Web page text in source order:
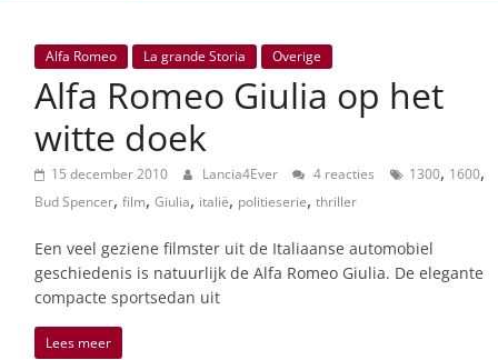
Italiaans
autonieuws
lifestyle
Alfa Romeo La grande Storia Overige
Alfa Romeo Giulia op het
witte doek
15 december 2010 Lancia4Ever 4 reacties 1300, 1600,
Bud Spencer, film, Giulia, italië, politieserie, thriller
Een veel geziene filmster uit de Italiaanse automobiel
geschiedenis is natuurlijk de Alfa Romeo Giulia. De elegante
compacte sportsedan uit
Lees meer